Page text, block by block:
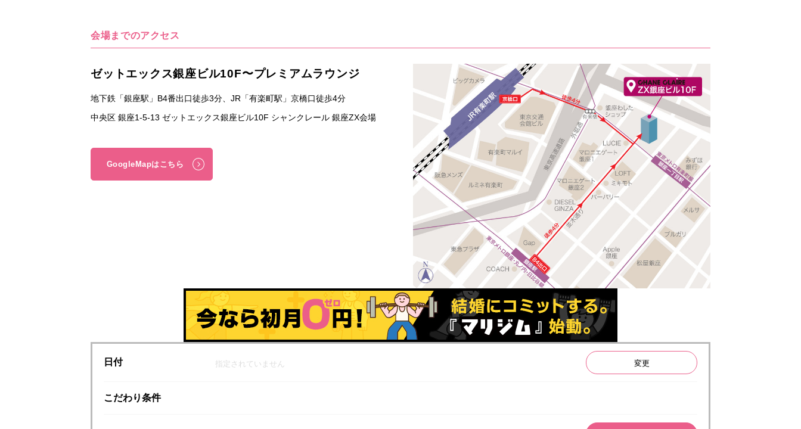
会場までのアクセス
ゼットエックス銀座ビル10F〜プレミアムラウンジ
地下鉄「銀座駅」B4番出口徒歩3分、JR「有楽町駅」京橋口徒歩4分
中央区 銀座1-5-13 ゼットエックス銀座ビル10F シャンクレール 銀座ZX会場
GoogleMapはこちら
日付 指定されていません 変更
こだわり条件